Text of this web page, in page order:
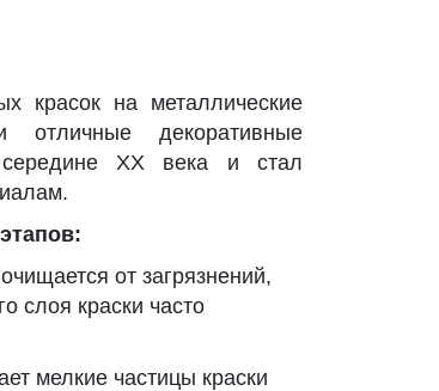
красок на металлические
отличные декоративные
середине XX века и стал
от загрязнений,
слоя краски часто
мелкие частицы краски